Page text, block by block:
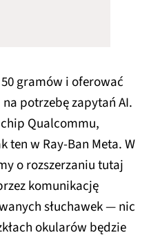
gramów i oferować
potrzebę zapytań AI.
Qualcommu,
ten w Ray-Ban Meta. W
o rozszerzaniu tutaj
komunikację
słuchawek — nic
okularów będzie